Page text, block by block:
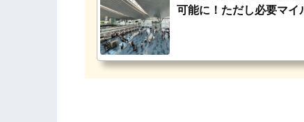
可能に！ただし必要マイ